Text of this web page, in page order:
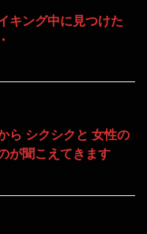
キング中に見つけた
ら シクシクと 女性の
が聞こえてきます